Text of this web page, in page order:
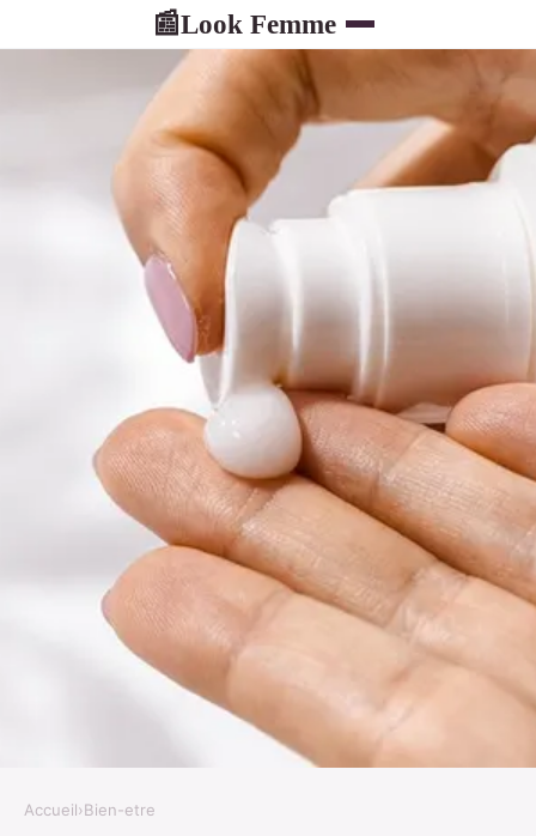
📰Look Femme
Accueil›Bien-etre